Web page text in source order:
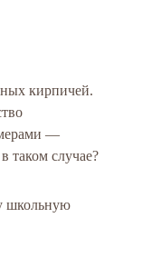
кирпичей.
—
таком случае?
школьную